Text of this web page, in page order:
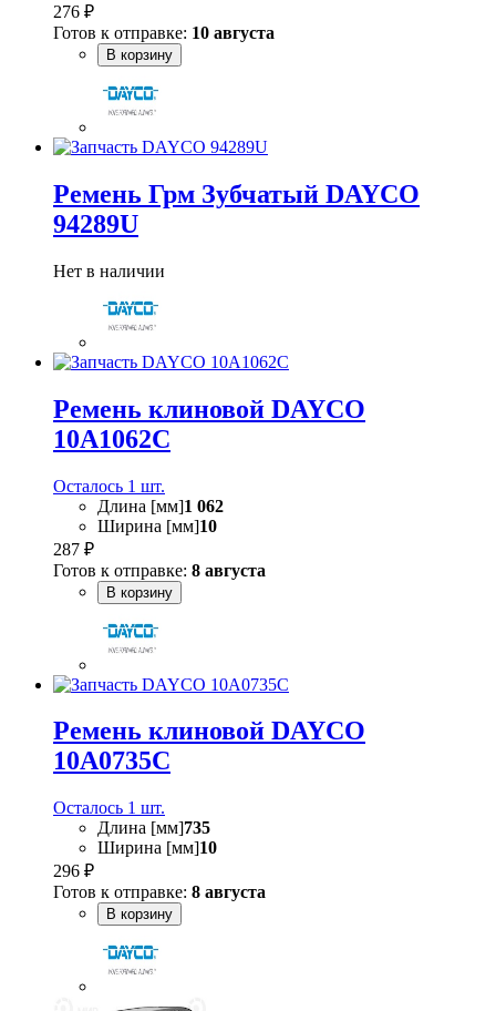
276 ₽
Готов к отправке: 10 августа
В корзину
Ремень Грм Зубчатый DAYCO
94289U
Нет в наличии
Ремень клиновой DAYCO
10A1062C
Осталось 1 шт.
Длина [мм]1 062
Ширина [мм]10
287 ₽
Готов к отправке: 8 августа
В корзину
Ремень клиновой DAYCO
10A0735C
Осталось 1 шт.
Длина [мм]735
Ширина [мм]10
296 ₽
Готов к отправке: 8 августа
В корзину